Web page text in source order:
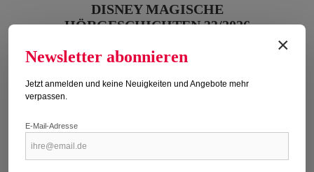
DISNEY MAGISCHE
HÖRGESCHICHTEN 33/2026
Regulärer Preis:
Preise inkl. MwSt. zzgl. Versandkosten
×
Newsletter abonnieren
Jetzt anmelden und keine Neuigkeiten und Angebote mehr
verpassen.
E-Mail-Adresse